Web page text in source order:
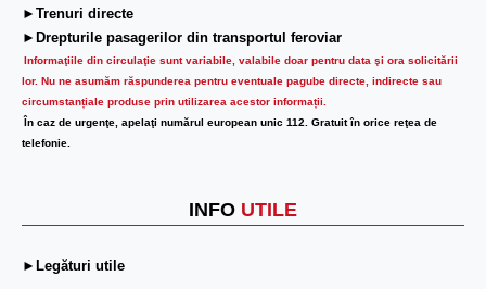
►Trenuri directe
►Drepturile pasagerilor din transportul feroviar
Informaţiile din circulaţie sunt variabile, valabile doar pentru data şi ora solicitării
lor. Nu ne asumăm răspunderea pentru eventuale pagube directe, indirecte sau
circumstanțiale produse prin utilizarea acestor informații.
În caz de urgenţe, apelaţi numărul european unic 112. Gratuit în orice reţea de
telefonie.
INFO UTILE
►Legături utile